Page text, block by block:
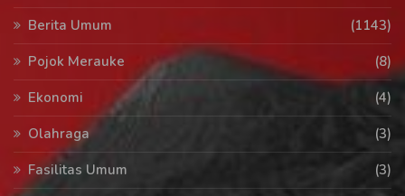
Berita Umum
(1143)
Pojok Merauke
(8)
Ekonomi
(4)
Olahraga
(3)
Fasilitas Umum
(3)